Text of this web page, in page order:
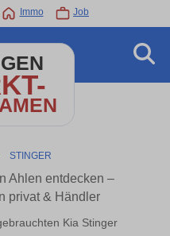
Immo Job
STINGER
Ahlen entdecken –
privat & Händler
Kia Stinger